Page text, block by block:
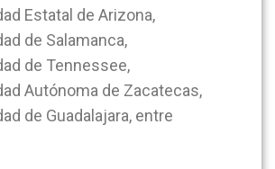
Estatal de Arizona,
de Salamanca,
de Tennessee,
Autónoma de Zacatecas,
de Guadalajara, entre